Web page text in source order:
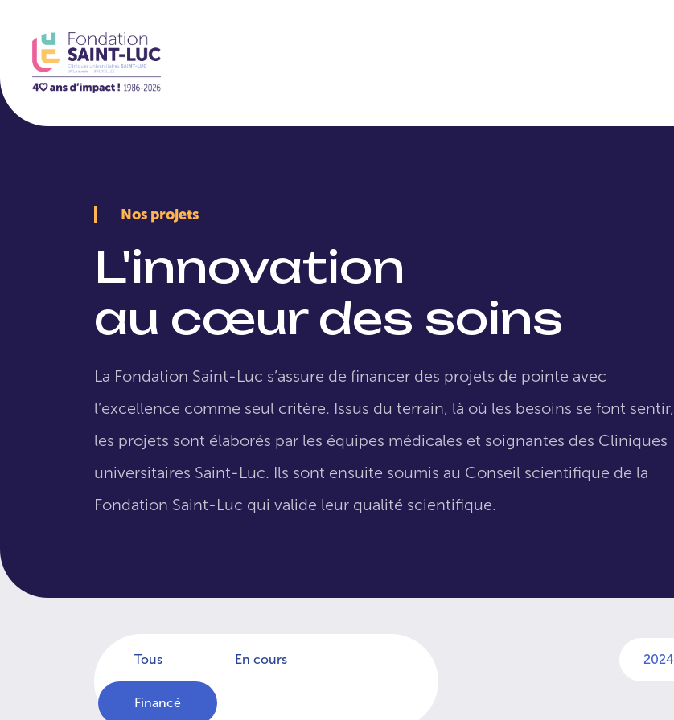
Nos projets
L'innovation
au cœur des soins
La Fondation Saint-Luc s’assure de financer des projets de pointe avec
l’excellence comme seul critère. Issus du terrain, là où les besoins se font sentir,
les projets sont élaborés par les équipes médicales et soignantes des Cliniques
universitaires Saint-Luc. Ils sont ensuite soumis au Conseil scientifique de la
Fondation Saint-Luc qui valide leur qualité scientifique.
Tous En cours
Financé
2024